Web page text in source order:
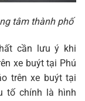
tâm thành phố
cần lưu ý khi
xe buýt tại Phú
trên xe buýt tại
tố chính là hình